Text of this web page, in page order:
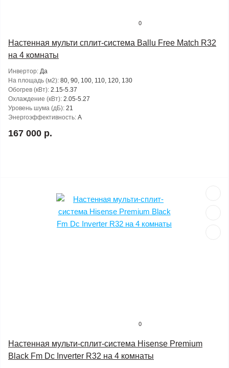
0
Настенная мульти сплит-система Ballu Free Match R32
на 4 комнаты
Инвертор: Да
На площадь (м2): 80, 90, 100, 110, 120, 130
Обогрев (кВт): 2.15-5.37
Охлаждение (кВт): 2.05-5.27
Уровень шума (дБ): 21
Энергоэффективность: A
167 000 р.
0
Настенная мульти-сплит-система Hisense Premium
Black Fm Dc Inverter R32 на 4 комнаты